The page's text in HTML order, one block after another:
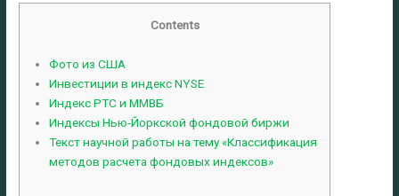
Contents
Фото из США
Инвестиции в индекс NYSE
Индекс РТС и ММВБ
Индексы Нью-Йоркской фондовой биржи
Текст научной работы на тему «Классификация
методов расчета фондовых индексов»